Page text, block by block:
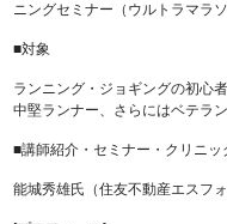
ニングセミナー（ウルトラマラ
■対象
ランニング・ジョギングの初心
中堅ランナー、さらにはベテラ
■講師紹介・セミナー・クリニッ
能城秀雄氏（住友不動産エスフォ